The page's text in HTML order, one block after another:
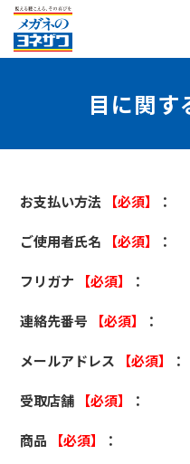
目に関す
お支払い方法 【必須】 ：
ご使用者氏名 【必須】 ：
フリガナ 【必須】 ：
連絡先番号 【必須】 ：
メールアドレス 【必須】 ：
受取店舗 【必須】 ：
商品 【必須】 ：